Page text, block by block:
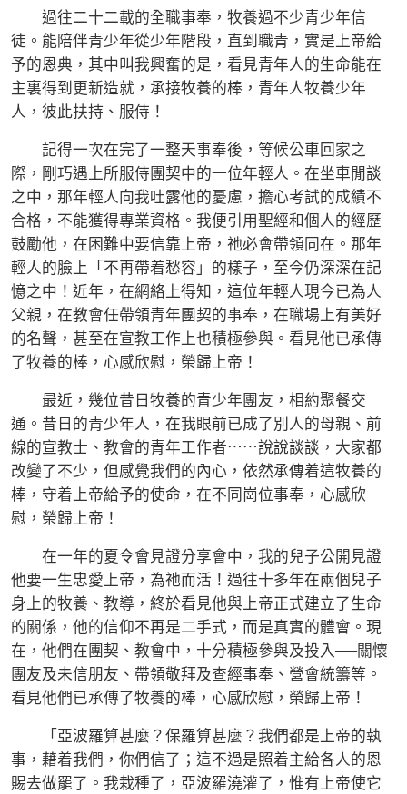
過往二十二載的全職事奉，牧養過不少青少年信
徒。能陪伴青少年從少年階段，直到職青，實是上帝給
予的恩典，其中叫我興奮的是，看見青年人的生命能在
主裏得到更新造就，承接牧養的棒，青年人牧養少年
人，彼此扶持、服侍！
記得一次在完了一整天事奉後，等候公車回家之
際，剛巧遇上所服侍團契中的一位年輕人。在坐車閒談
之中，那年輕人向我吐露他的憂慮，擔心考試的成績不
合格，不能獲得專業資格。我便引用聖經和個人的經歷
鼓勵他，在困難中要信靠上帝，祂必會帶領同在。那年
輕人的臉上「不再帶着愁容」的樣子，至今仍深深在記
憶之中！近年，在網絡上得知，這位年輕人現今已為人
父親，在教會任帶領青年團契的事奉，在職場上有美好
的名聲，甚至在宣教工作上也積極參與。看見他已承傳
了牧養的棒，心感欣慰，榮歸上帝！
最近，幾位昔日牧養的青少年團友，相約聚餐交
通。昔日的青少年人，在我眼前已成了別人的母親、前
線的宣教士、教會的青年工作者⋯⋯說說談談，大家都
改變了不少，但感覺我們的內心，依然承傳着這牧養的
棒，守着上帝給予的使命，在不同崗位事奉，心感欣
慰，榮歸上帝！
在一年的夏令會見證分享會中，我的兒子公開見證
他要一生忠愛上帝，為祂而活！過往十多年在兩個兒子
身上的牧養、教導，終於看見他與上帝正式建立了生命
的關係，他的信仰不再是二手式，而是真實的體會。現
在，他們在團契、教會中，十分積極參與及投入──關懷
團友及未信朋友、帶領敬拜及查經事奉、營會統籌等。
看見他們已承傳了牧養的棒，心感欣慰，榮歸上帝！
「亞波羅算甚麼？保羅算甚麼？我們都是上帝的執
事，藉着我們，你們信了；這不過是照着主給各人的恩
賜去做罷了。我栽種了，亞波羅澆灌了，惟有上帝使它